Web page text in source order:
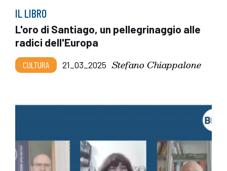
IL LIBRO
L'oro di Santiago, un pellegrinaggio alle
radici dell'Europa
CULTURA 21_03_2025 Stefano Chiappalone